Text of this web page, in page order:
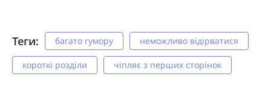
Теги: багато гумору неможливо відірватися
короткі розділи чіпляє з перших сторінок